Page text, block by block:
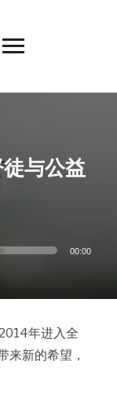
与公益
00:00
年进入全
来新的希望，